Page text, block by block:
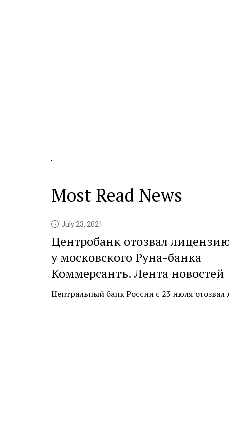
Most Read News
July 23, 2021
Центробанк отозвал
у московского Руна-банка
Коммерсантъ. Лента новостей
Центральный банк России с 23 июля отозвал